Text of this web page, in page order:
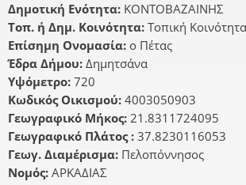
Δημοτική Ενότητα: ΚΟΝΤΟΒΑΖΑΙΝΗΣ
Τοπ. ή Δημ. Κοινότητα: Τοπική
Επίσημη Ονομασία: ο Πέτας
Έδρα Δήμου: Δημητσάνα
Υψόμετρο: 720
Κωδικός Οικισμού: 4003050903
Γεωγραφικό Μήκος: 21.8311724095
Γεωγραφικό Πλάτος : 37.8230116053
Γεωγ. Διαμέρισμα: Πελοπόννησος
Νομός: ΑΡΚΑΔΙΑΣ